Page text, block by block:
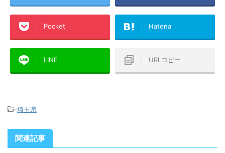
Pocket Hatena
LINE URLコピー
-埼玉県
関連記事